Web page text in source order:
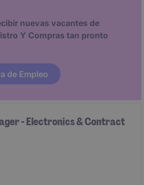
nuevas vacantes de
Y Compras tan pronto
de Empleo
- Electronics & Contract